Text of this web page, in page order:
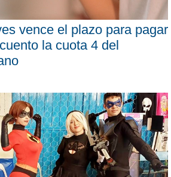
vence el plazo para pagar
la cuota 4 del